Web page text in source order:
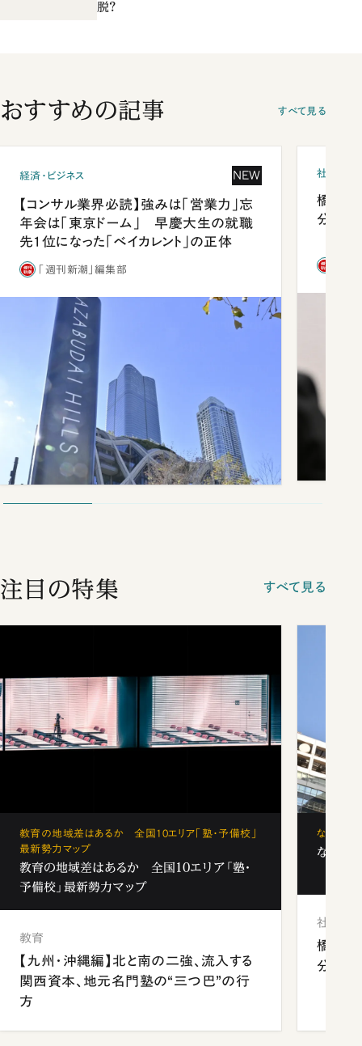
脱？
おすすめの記事 すべて見る
経済・ビジネス NEW
【コンサル業界必読】強みは「営業力」忘
年会は「東京ドーム」 早慶大生の就職
先1位になった「ベイカレント」の正体
「週刊新潮」編集部
社会
橋本愛
分 佐
注目の特集 すべて見る
教育の地域差はあるか 全国10エリア「塾・予備校」
最新勢力マップ
教育の地域差はあるか 全国10エリア「塾・
予備校」最新勢力マップ
教育
【九州・沖縄編】北と南の二強、流入する
関西資本、地元名門塾の“三つ巴”の行
方
なぜ「フ
なぜ「
社会
橋本愛
分 佐